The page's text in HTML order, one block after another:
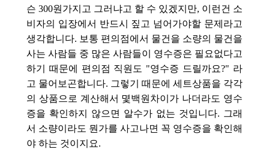
슨 300원가지고 그러냐고 할 수 있겠지만, 이런건 소
비자의 입장에서 반드시 짚고 넘어가야할 문제라고
생각합니다. 보통 편의점에서 물건을 소량의 물건을
사는 사람들 중 많은 사람들이 영수증은 필요없다고
하기 때문에 편의점 직원도 "영수증 드릴까요?" 라
고 물어보곤합니다. 그렇기 때문에 세트상품을 각각
의 상품으로 계산해서 몇백원차이가 나더라도 영수
증을 확인하지 않으면 알수가 없는 것입니다. 그래
서 소량이라도 뭔가를 사고나면 꼭 영수증을 확인해
야 하는 것이지요.